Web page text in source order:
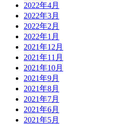
2022年4月
2022年3月
2022年2月
2022年1月
2021年12月
2021年11月
2021年10月
2021年9月
2021年8月
2021年7月
2021年6月
2021年5月